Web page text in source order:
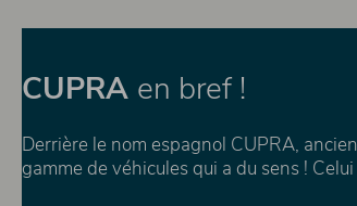
CUPRA en bref !
Derrière le nom espagnol CUPRA,
gamme de véhicules qui a du sens !